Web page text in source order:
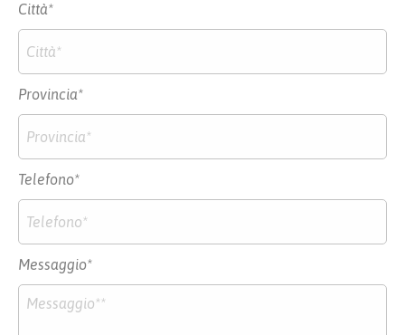
Città*
Provincia*
Telefono*
Messaggio*